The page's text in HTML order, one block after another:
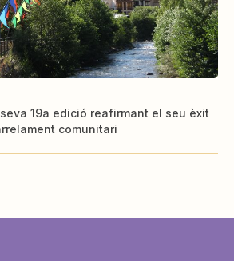
seva 19a edició reafirmant el seu èxit
comunitari